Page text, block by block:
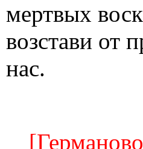
мертвых
возстави от
нас.